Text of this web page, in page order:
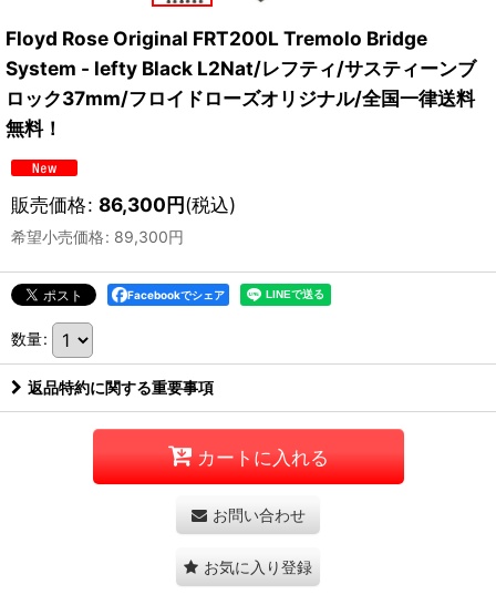
Floyd Rose Original FRT200L Tremolo Bridge
System - lefty Black L2Nat/レフティ/サスティーンブ
ロック37mm/フロイドローズオリジナル/全国一律送料
無料！
販売価格: 86,300円(税込)
希望小売価格: 89,300円
Facebookでシェア
数量:
返品特約に関する重要事項
カートに入れる
お問い合わせ
お気に入り登録